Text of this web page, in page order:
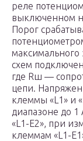
реле
выключенном
Порог
схем
где Rш —
цепи.
клеммы «L1» и
диапазоне до 1
«L1-Е2», при
клеммам «L1-